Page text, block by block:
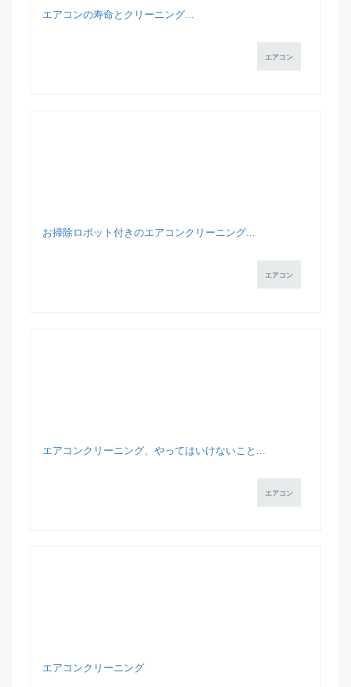
エアコンの寿命とクリーニング...
エアコン
お掃除ロボット付きのエアコンクリーニング...
エアコン
エアコンクリーニング、やってはいけないこと...
エアコン
エアコンクリーニング